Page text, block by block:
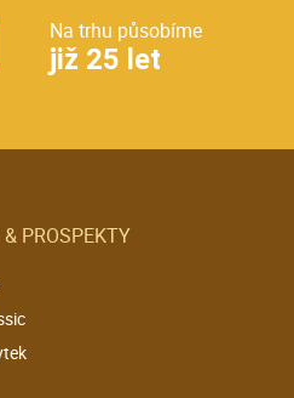
Na trhu působíme
již 25 let
PROSPEKTY